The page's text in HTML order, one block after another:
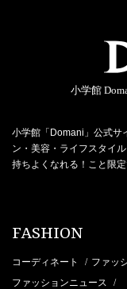
小学館
小学館「Domani」公式サ
ン・美容・ライフスタイ
持ちよくなれる！こと限
FASHION
コーディネート / ファッ
ファッションニュース /